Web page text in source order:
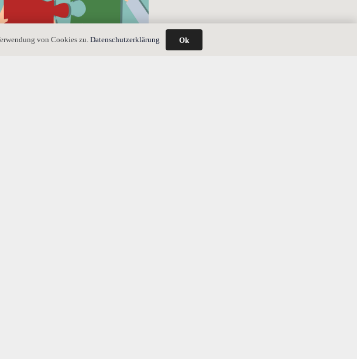
von Cookies zu. Datenschutzerklärung Ok